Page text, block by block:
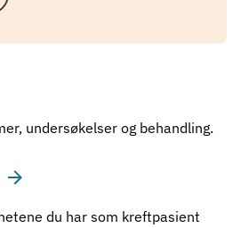
undersøkelser og behandling.
du har som kreftpasient